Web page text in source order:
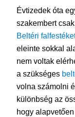
Évtizedek óta
szakembert
Beltéri
eleinte sokkal
nem voltak
a szükséges
volna számolni
különbség az
hogy